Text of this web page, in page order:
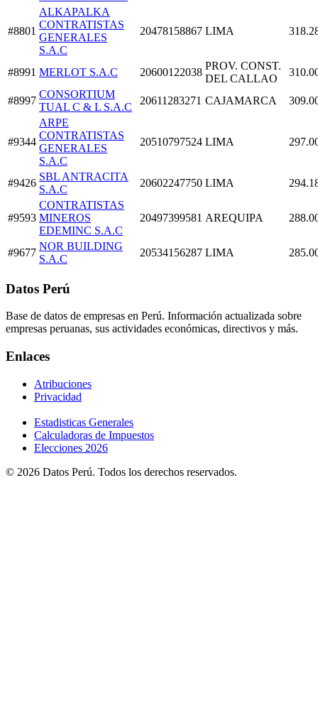
#8801
ALKAPALKA
CONTRATISTAS
GENERALES
S.A.C
20478158867 LIMA
#8991 MERLOT S.A.C 20600122038
PROV. CONST.
DEL CALLAO
#8997
CONSORTIUM
TUAL C & L S.A.C
20611283271 CAJAMARCA
#9344
ARPE
CONTRATISTAS
GENERALES
S.A.C
20510797524 LIMA
#9426
SBL ANTRACITA
S.A.C
20602247750 LIMA
#9593
CONTRATISTAS
MINEROS
EDEMINC S.A.C
20497399581 AREQUIPA
#9677
NOR BUILDING
S.A.C
20534156287 LIMA
Datos Perú
Base de datos de empresas en Perú. Información actualizada sobre
empresas peruanas, sus actividades económicas, directivos y más.
Enlaces
Atribuciones
Privacidad
Estadisticas Generales
Calculadoras de Impuestos
Elecciones 2026
© 2026 Datos Perú. Todos los derechos reservados.